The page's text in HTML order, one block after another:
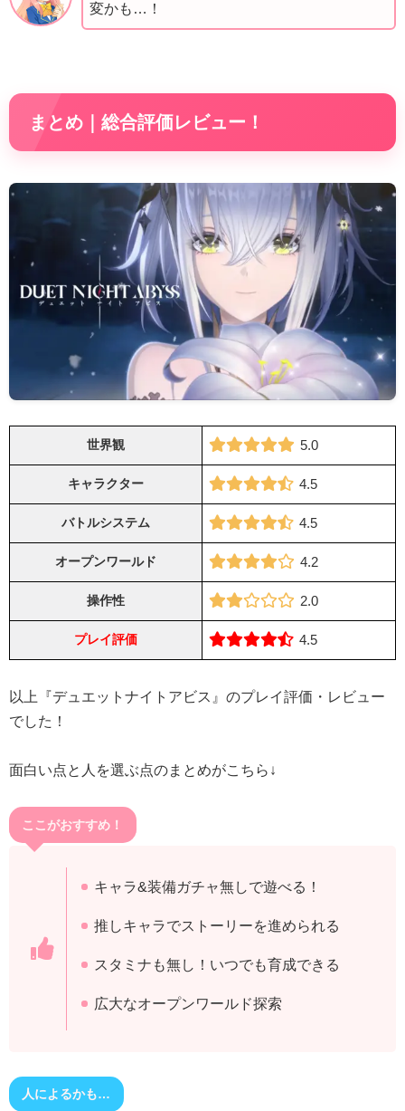
変かも…！
まとめ｜総合評価レビュー！
世界観 5.0
キャラクター 4.5
バトルシステム 4.5
オープンワールド 4.2
操作性 2.0
プレイ評価 4.5
以上『デュエットナイトアビス』のプレイ評価・レビュー
でした！
面白い点と人を選ぶ点のまとめがこちら↓
ここがおすすめ！
キャラ&装備ガチャ無しで遊べる！
推しキャラでストーリーを進められる
スタミナも無し！いつでも育成できる
広大なオープンワールド探索
人によるかも…